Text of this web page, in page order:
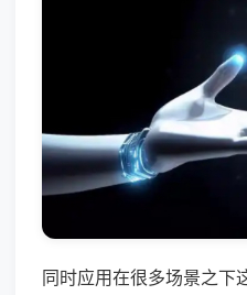
同时应用在很多场景之下